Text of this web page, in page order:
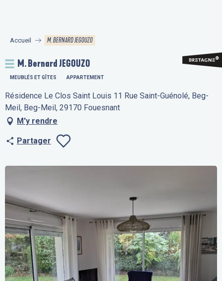
principal
Accueil M. BERNARD JEGOUZO
M. Bernard JEGOUZO
MEUBLÉS ET GÎTES APPARTEMENT
Résidence Le Clos Saint Louis 11 Rue Saint-Guénolé, Beg-
Meil, Beg-Meil, 29170 Fouesnant
M'y rendre
Partager